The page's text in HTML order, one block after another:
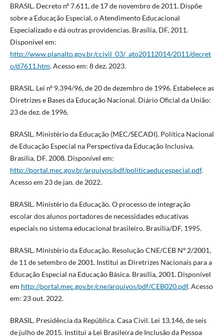
BRASIL. Decreto nº 7.611, de 17 de novembro de 2011. Dispõe
sobre a Educação Especial, o Atendimento Educacional
Especializado e dá outras providencias. Brasília, DF, 2011.
Disponível em:
http://www.planalto.gov.br/ccivil_03/_ato20112014/2011/decret
o/d7611.htm. Acesso em: 8 dez. 2023.
BRASIL. Lei nº 9.394/96, de 20 de dezembro de 1996. Estabelece as
Diretrizes e Bases da Educação Nacional. Diário Oficial da União:
23 de dez. de 1996.
BRASIL. Ministério da Educação (MEC/SECADI). Política Nacional
de Educação Especial na Perspectiva da Educação Inclusiva.
Brasília, DF. 2008. Disponível em:
http://portal.mec.gov.br/arquivos/pdf/politicaeducespecial.pdf.
Acesso em 23 de jan. de 2022.
BRASIL. Ministério da Educação. O processo de integração
escolar dos alunos portadores de necessidades educativas
especiais no sistema educacional brasileiro. Brasília/DF, 1995.
BRASIL. Ministério da Educação. Resolução CNE/CEB Nº 2/2001,
de 11 de setembro de 2001. Institui as Diretrizes Nacionais para a
Educação Especial na Educação Básica. Brasília, 2001. Disponível
em http://portal.mec.gov.br/cne/arquivos/pdf/CEB020.pdf. Acesso
em: 23 out. 2022.
BRASIL. Presidência da República. Casa Civil. Lei 13.146, de seis
de julho de 2015. Institui a Lei Brasileira de Inclusão da Pessoa